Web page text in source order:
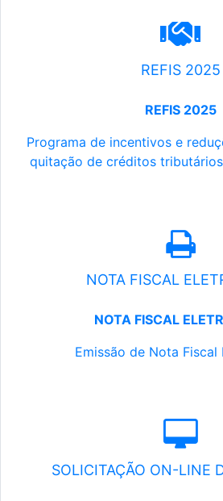
REFIS 2025
REFIS 2025
Programa de incentivos e
quitação de créditos
NOTA FISCAL
NOTA FISCAL
Emissão de Nota Fiscal
SOLICITAÇÃO ON-LINE